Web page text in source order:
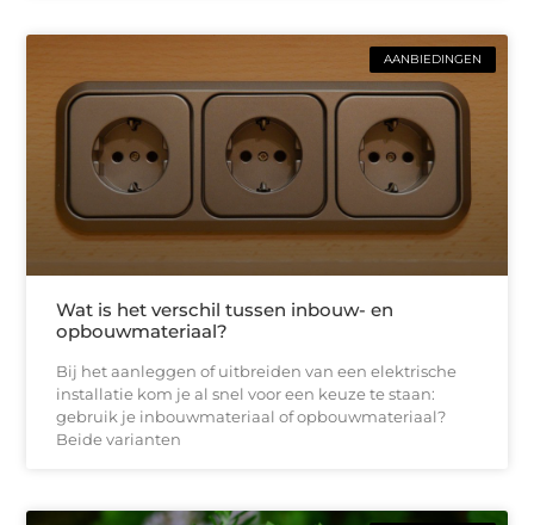
AANBIEDINGEN
Wat is het verschil tussen inbouw- en
opbouwmateriaal?
Bij het aanleggen of uitbreiden van een elektrische
installatie kom je al snel voor een keuze te staan:
gebruik je inbouwmateriaal of opbouwmateriaal?
Beide varianten